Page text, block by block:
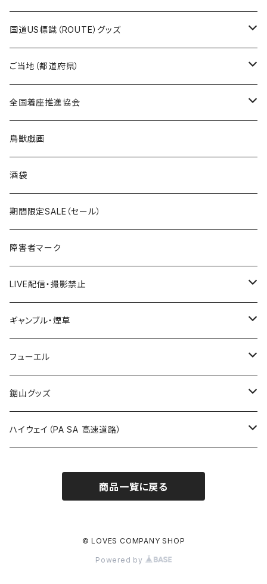
トートバッグ
千葉ロッテマリーンズコラボ
ホテルキーホルダー
トートバッグ
ホテルキーホルダー
ステッカー
国道0～99号線
国道100～199号線
国道600～699号線
国道700～799号線
Tシャツ
キャップ
国道US標識（ROUTE）グッズ
ステッカー
ROUTE 0～99号線
ROUTE100～199号線
ROUTE600～699号線
ROUTE700～799号線
Tシャツ
ROUTE 0～99号線
ROUTE 100～199号線
ROUTE 600～699号線
ROUTE 700～799号線
キャップ
ROUTE 0～99号線
ROUTE 100～199号線
ROUTE 600～699号線
ROUTE 700～799号線
ご当地（都道府県）
北海道
青森県
岩手県
宮城県
秋田県
Tシャツ
ステッカー
山形県
福島県
茨城県
栃木県
群馬県
全国着座推進協会
ステッカー
鳥獣戯画
酒袋
期間限定SALE（セール）
障害者マーク
LIVE配信・撮影禁止
LIVE配信禁止
撮影禁止
ギャンブル・煙草
ホテルキーホルダー
たばこ・禁煙ステッカー
フューエル
ステッカー
鋸山グッズ
Tシャツ
ハイウェイ（PA SA 高速道路）
商品一覧に戻る
© LOVES COMPANY SHOP
Powered by